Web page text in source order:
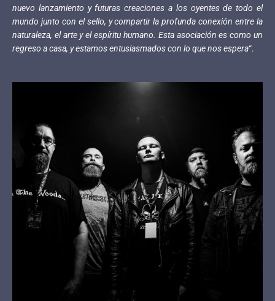
nuevo lanzamiento y futuras creaciones a los oyentes de todo el
mundo junto con el sello, y compartir la profunda conexión entre la
naturaleza, el arte y el espíritu humano. Esta asociación es como un
regreso a casa, y estamos entusiasmados con lo que nos espera“.